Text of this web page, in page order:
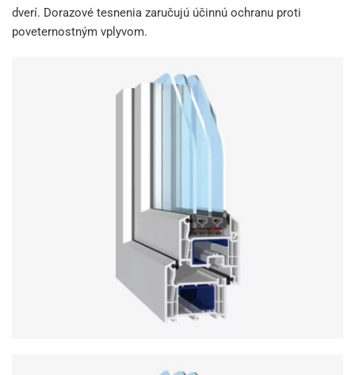
dverí. Dorazové tesnenia zaručujú účinnú ochranu proti
poveternostným vplyvom.